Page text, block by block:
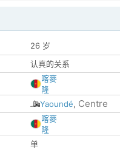
26 岁
认真的关系
喀麥
隆
Yaoundé, Centre
喀麥
隆
单